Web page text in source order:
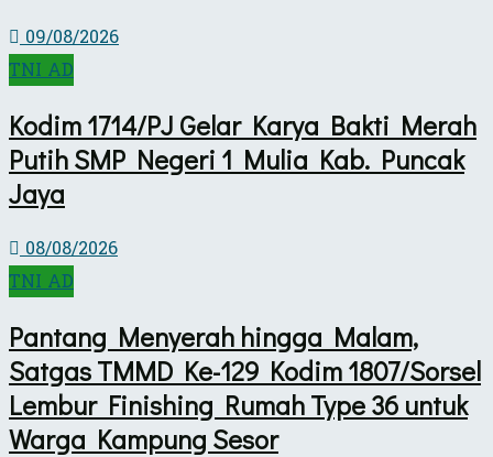
09/08/2026
TNI AD
Kodim 1714/PJ Gelar Karya Bakti Merah
Putih SMP Negeri 1 Mulia Kab. Puncak
Jaya
08/08/2026
TNI AD
Pantang Menyerah hingga Malam,
Satgas TMMD Ke-129 Kodim 1807/Sorsel
Lembur Finishing Rumah Type 36 untuk
Warga Kampung Sesor